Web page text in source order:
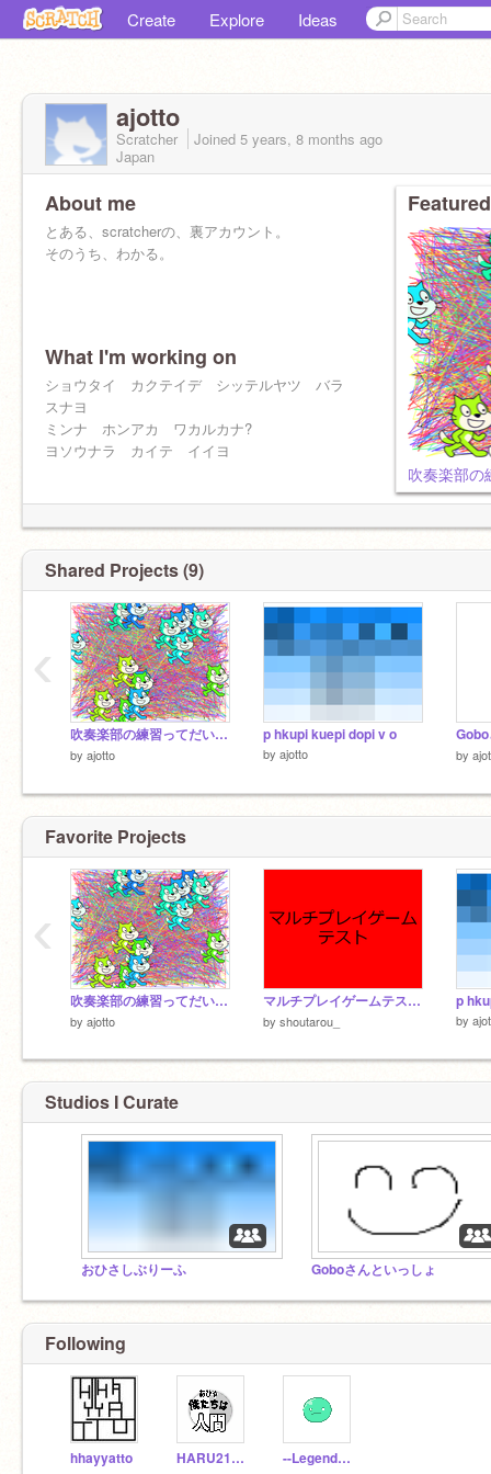
Create Explore Ideas
ajotto
Scratcher Joined 5 years, 8 months ago
Japan
About me
とある、scratcherの、裏アカウント。
そのうち、わかる。
What I'm working on
ショウタイ カクテイデ シッテルヤツ バラ
スナヨ
ミンナ ホンアカ ワカルカナ?
ヨソウナラ カイテ イイヨ
吹奏楽部の
Shared Projects (9)
吹奏楽部の練習ってだいたいこういう感じ
by ajotto
p hkupi kuepi dopi v o
by ajotto by
‹
Favorite Projects
吹奏楽部の練習ってだいたいこういう感じ
by ajotto
マルチプレイゲームテスト7
by shoutarou_
p
by
‹
Studios I Curate
おひさしぶりーふ Goboさんといっしょ
Following
hhayyatto HARU211209scratch --Legend_legacy--